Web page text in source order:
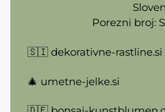
Porezni broj:
🇸🇮 dekorativne-rastline.si
🎄 umetne-jelke.si